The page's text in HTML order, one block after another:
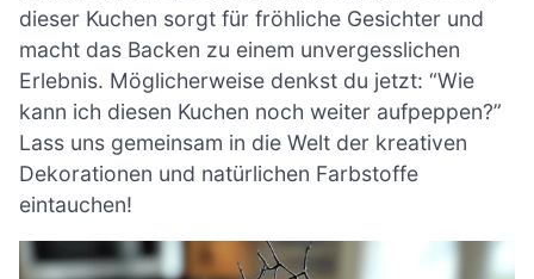
dieser Kuchen sorgt für fröhliche Gesichter und
macht das Backen zu einem unvergesslichen
Erlebnis. Möglicherweise denkst du jetzt: “Wie
kann ich diesen Kuchen noch weiter aufpeppen?”
Lass uns gemeinsam in die Welt der kreativen
Dekorationen und natürlichen Farbstoffe
eintauchen!